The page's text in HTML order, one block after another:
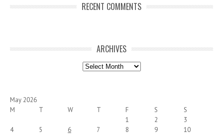
RECENT COMMENTS
ARCHIVES
Archives
May 2026
M
T W T F S
S
1
2
3
4
5 6 7 8 9
10